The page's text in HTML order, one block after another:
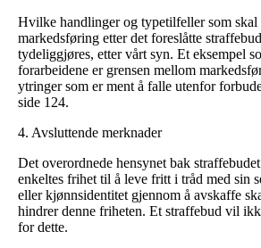
Hvilke handlinger og typetilfeller som skal
markedsføring etter det foreslåtte
tydeliggjøres, etter vårt syn. Et eksempel
forarbeidene er grensen mellom
ytringer som er ment å falle utenfor
side 124.
4. Avsluttende merknader
Det overordnede hensynet bak
enkeltes frihet til å leve fritt i tråd med sin
eller kjønnsidentitet gjennom å avskaffe
hindrer denne friheten. Et straffebud vil
for dette.